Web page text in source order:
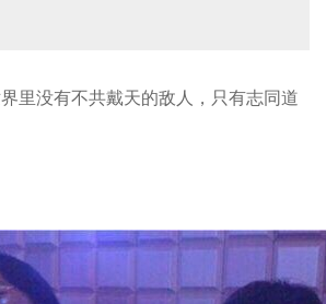
里没有不共戴天的敌人，只有志同道